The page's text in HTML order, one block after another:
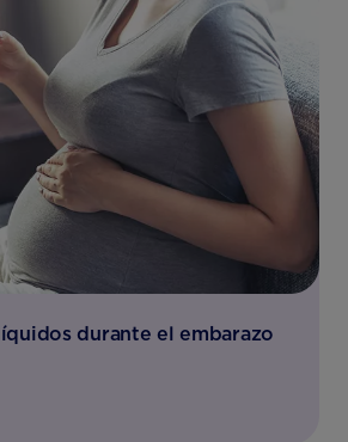
durante el embarazo